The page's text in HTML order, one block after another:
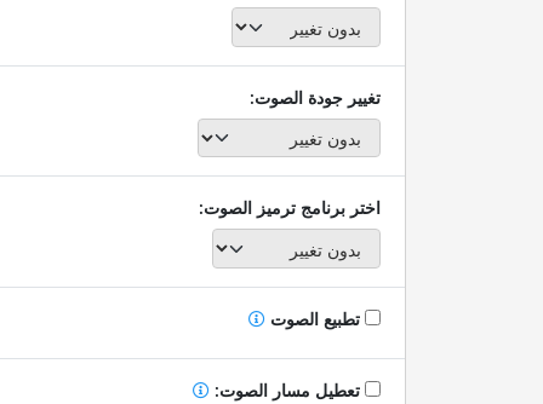
تغيير جودة الصوت:
اختر برنامج ترميز الصوت:
تطبيع الصوت
تعطيل مسار الصوت: